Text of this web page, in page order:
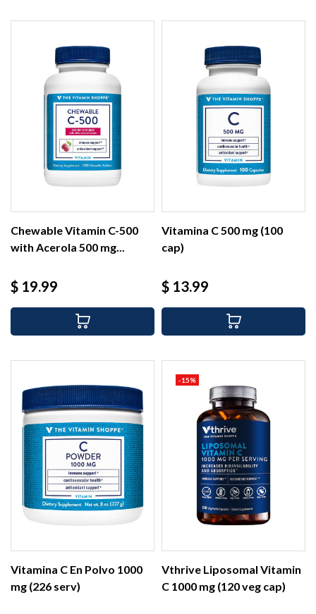
Chewable Vitamin C-500
with Acerola 500 mg...
Precio
$ 19.99
Vitamina C 500 mg (100
cap)
Precio
$ 13.99
Vitamina C En Polvo 1000
mg (226 serv)
Vthrive Liposomal Vitamin
C 1000 mg (120 veg cap)
-15%